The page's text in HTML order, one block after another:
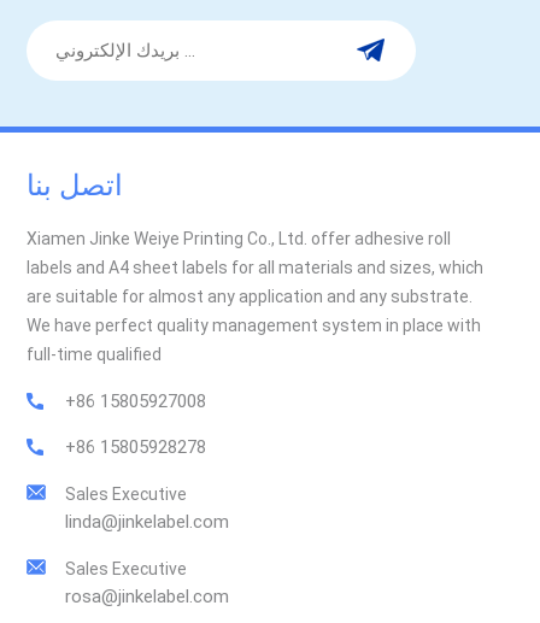
اتصل بنا
Xiamen Jinke Weiye Printing Co., Ltd. offer adhesive roll
labels and A4 sheet labels for all materials and sizes, which
are suitable for almost any application and any substrate.
We have perfect quality management system in place with
full-time qualified
+86 15805927008
+86 15805928278
Sales Executive
linda@jinkelabel.com
Sales Executive
rosa@jinkelabel.com